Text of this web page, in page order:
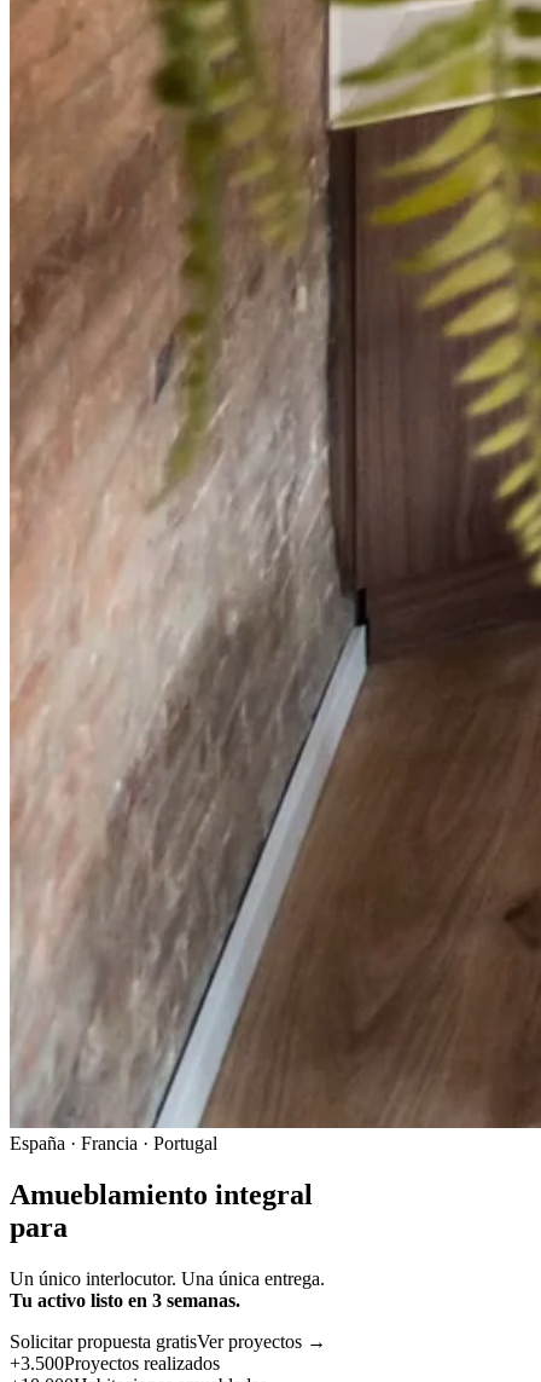
España · Francia · Portugal
Amueblamiento integral
para
Un único interlocutor. Una única entrega.
Tu activo listo en 3 semanas.
Solicitar propuesta gratisVer proyectos →
+3.500Proyectos realizados